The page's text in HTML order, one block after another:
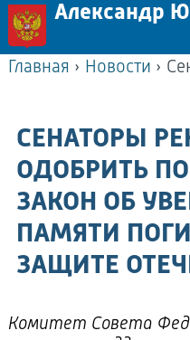
Александр
Главная › Новости ›
СЕНАТОРЫ
ОДОБРИТЬ
ЗАКОН ОБ
ПАМЯТИ
ЗАЩИТЕ
Комитет Совета